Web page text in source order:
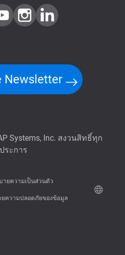
Newsletter
Systems, Inc. สงวนสิทธิ์ทุก
ประการ
ายความเป็นส่วนตัว
ยความปลอดภัยของข้อมูล